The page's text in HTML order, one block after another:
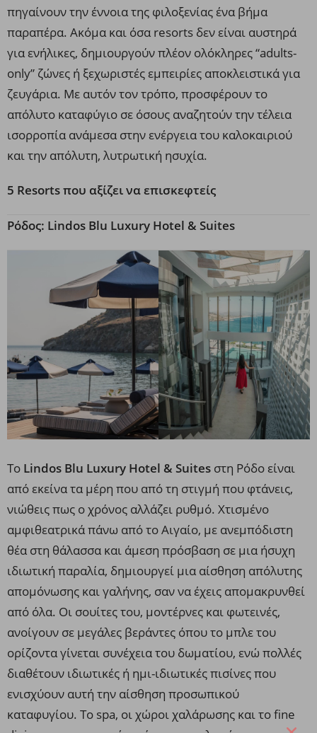
πηγαίνουν την έννοια της φιλοξενίας ένα βήμα
παραπέρα. Ακόμα και όσα resorts δεν είναι αυστηρά
για ενήλικες, δημιουργούν πλέον ολόκληρες “adults-
only” ζώνες ή ξεχωριστές εμπειρίες αποκλειστικά για
ζευγάρια. Με αυτόν τον τρόπο, προσφέρουν το
απόλυτο καταφύγιο σε όσους αναζητούν την τέλεια
ισορροπία ανάμεσα στην ενέργεια του καλοκαιριού
και την απόλυτη, λυτρωτική ησυχία.
5 Resorts που αξίζει να επισκεφτείς
Ρόδος: Lindos Blu Luxury Hotel & Suites
Το Lindos Blu Luxury Hotel & Suites στη Ρόδο είναι
από εκείνα τα μέρη που από τη στιγμή που φτάνεις,
νιώθεις πως ο χρόνος αλλάζει ρυθμό. Χτισμένο
αμφιθεατρικά πάνω από το Αιγαίο, με ανεμπόδιστη
θέα στη θάλασσα και άμεση πρόσβαση σε μια ήσυχη
ιδιωτική παραλία, δημιουργεί μια αίσθηση απόλυτης
απομόνωσης και γαλήνης, σαν να έχεις απομακρυνθεί
από όλα. Οι σουίτες του, μοντέρνες και φωτεινές,
ανοίγουν σε μεγάλες βεράντες όπου το μπλε του
ορίζοντα γίνεται συνέχεια του δωματίου, ενώ πολλές
διαθέτουν ιδιωτικές ή ημι-ιδιωτικές πισίνες που
ενισχύουν αυτή την αίσθηση προσωπικού
καταφυγίου. Το spa, οι χώροι χαλάρωσης και το fine